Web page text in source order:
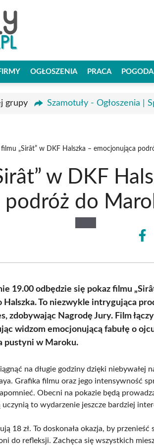
OGŁOSZENIA PRACA POGODA
grupy Szamotuły - Ogłoszenia |
filmu „Sirât” w DKF Halszka – emocjonująca
w DKF
podróż do
19.00 odbędzie się pokaz filmu
To niezwykle intrygująca
zdobywając Nagrodę Jury. Film
widzom emocjonującą fabułę o
pustyni w Maroku.
na długie godziny dzięki niebywałej
Grafika filmu oraz jego intensywność
Obecni na pokazie będą
uczynią to wydarzenie jeszcze bardziej
18 zł. To doskonała okazja, by
do refleksji. Zachęca się wszystkich